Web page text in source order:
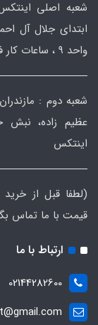
شعبه اصلی
واحد ۹ ، ساعات کار فروشگاه : ۱۰ صبح تا ۹ شب.
عظیم زاده، نبش
اینتکس
(لطفا قبل از
قیمت با ما تماس
ارتباط با ما
02144282600